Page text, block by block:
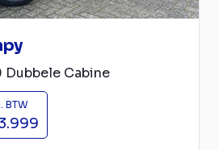
Dubbele Cabine
BTW